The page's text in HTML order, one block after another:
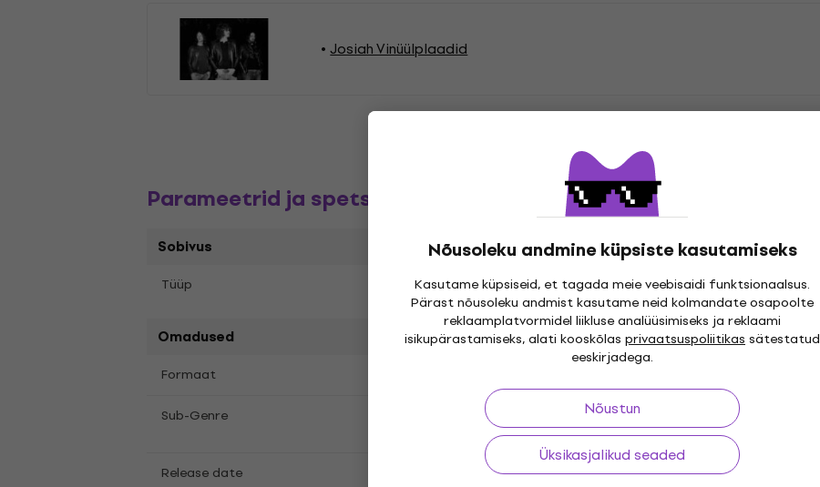
Nõusoleku andmine küpsiste kasutamiseks
Kasutame küpsiseid, et tagada meie veebisaidi funktsionaalsus.
Pärast nõusoleku andmist kasutame neid kolmandate osapoolte
reklaamplatvormidel liikluse analüüsimiseks ja reklaami
isikupärastamiseks, alati kooskõlas privaatsuspoliitikassätestatud
eeskirjadega.
Nõustun
Üksikasjalikud seaded
Josiah Vinüülplaadid
Parameetrid ja spetsifikatsioonid
Sobivus
Tüüp LP record
Omadused
Formaat
Sub-Genre Psychedelic Rock
Release date Label